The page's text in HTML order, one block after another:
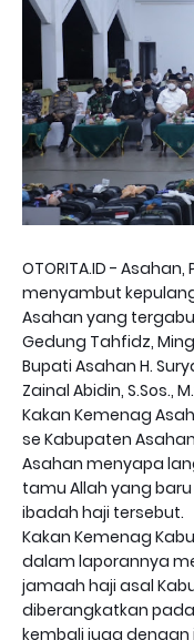
OTORITA.ID -
menyambut
Asahan yang
Gedung Tahfidz,
Bupati Asahan H.
Zainal Abidin, S.Sos.,
Kakan Kemenag
se Kabupaten
Asahan menyapa
tamu Allah yang
ibadah haji tersebut.
Kakan Kemenag
dalam laporannya
jamaah haji asal
diberangkatkan pada
kembali juga